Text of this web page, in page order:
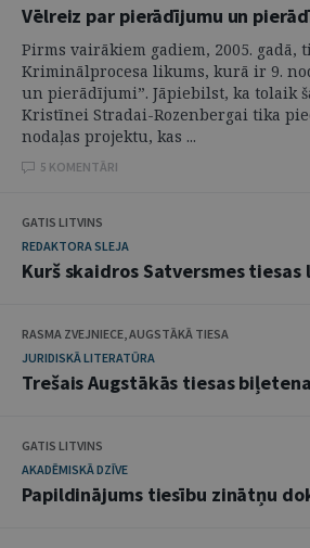
Vēlreiz par pierādījumu un
Pirms vairākiem gadiem, 2005. gadā,
Kriminālprocesa likums, kurā ir 9.
un pierādījumi”. Jāpiebilst, ka tolaik
Kristīnei Stradai-Rozenbergai tika
nodaļas projektu, kas ...
5 KOMENTĀRI
GATIS LITVINS
REDAKTORA SLEJA
Kurš skaidros Satversmes tiesas
RASMA ZVEJNIECE, AUGSTĀKĀ TIESA
JURIDISKĀ LITERATŪRA
Trešais Augstākās tiesas
GATIS LITVINS
AKADĒMISKĀ DZĪVE
Papildinājums tiesību zinātņu